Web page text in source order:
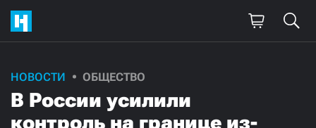
НОВОСТИ ОБЩЕСТВО
В России усилили
контроль на границе из-